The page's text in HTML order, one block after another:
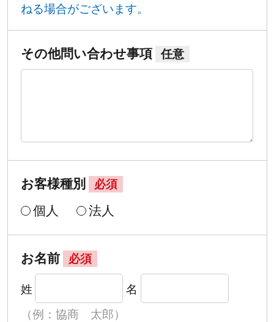
ねる場合がございます。
その他問い合わせ事項 任意
お客様種別 必須
個人 法人
お名前 必須
姓
名
（例：協商 太郎）